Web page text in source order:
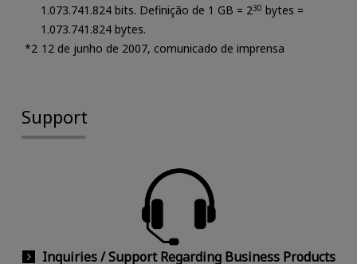
1.073.741.824 bits. Definição de 1 GB = 230 bytes =
1.073.741.824 bytes.
12 de junho de 2007, comunicado de imprensa
Support
Inquiries / Support Regarding Business Products